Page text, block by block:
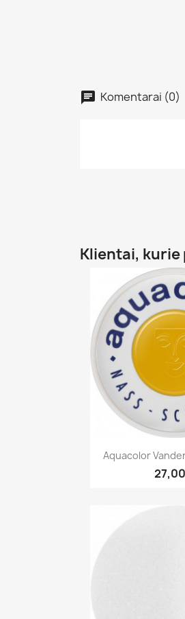
Komentarai (0)
Klientai, kurie
Greita
Aquacolor